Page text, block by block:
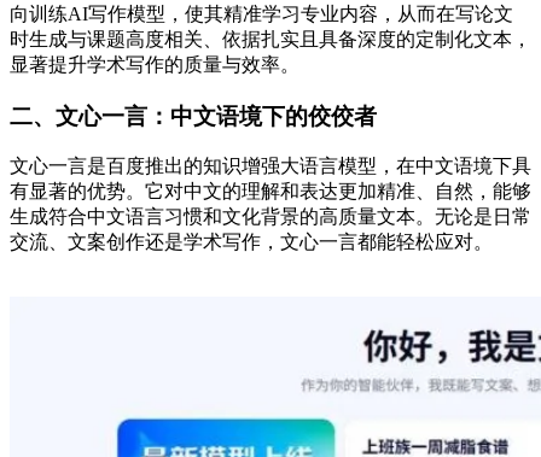
向训练AI写作模型，使其精准学习专业内容，从而在写论文
时生成与课题高度相关、依据扎实且具备深度的定制化文本，
显著提升学术写作的质量与效率。
二、文心一言：中文语境下的佼佼者​
文心一言是百度推出的知识增强大语言模型，在中文语境下具
有显著的优势。它对中文的理解和表达更加精准、自然，能够
生成符合中文语言习惯和文化背景的高质量文本。无论是日常
交流、文案创作还是学术写作，文心一言都能轻松应对。